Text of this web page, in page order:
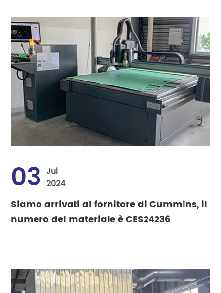
03 Jul
2024
Siamo arrivati al fornitore di Cummins, il
numero del materiale è CES24236